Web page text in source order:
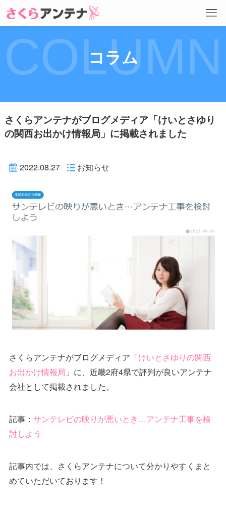
コラム
COLUMN
さくらアンテナがブログメディア「けいとさゆり
の関西お出かけ情報局」に掲載されました
2022.08.27 お知らせ
さくらアンテナがブログメディア「けいとさゆりの関西
お出かけ情報局 」に、近畿2府4県で評判が良いアンテナ
会社として掲載されました。
記事： サンテレビの映りが悪いとき…アンテナ工事を検
討しよう
記事内では、さくらアンテナについて分かりやすくまと
めていただいております！